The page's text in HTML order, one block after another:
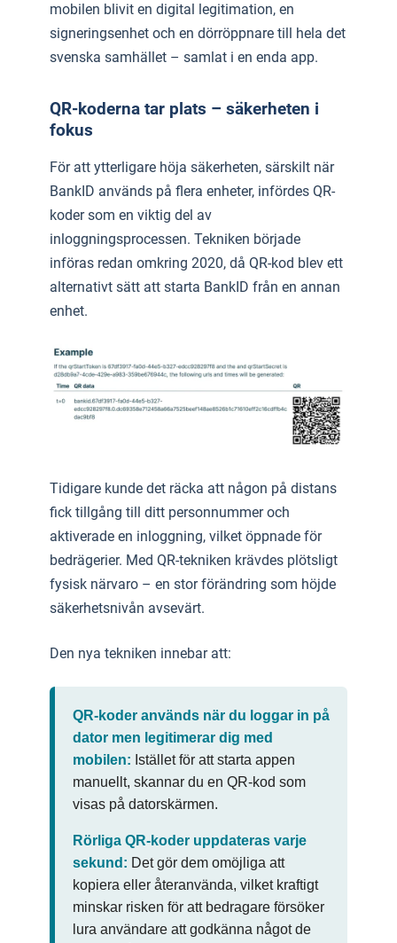
mobilen blivit en digital legitimation, en
signeringsenhet och en dörröppnare till hela det
svenska samhället – samlat i en enda app.
QR-koderna tar plats – säkerheten i
fokus
För att ytterligare höja säkerheten, särskilt när
BankID används på flera enheter, infördes QR-
koder som en viktig del av
inloggningsprocessen. Tekniken började
införas redan omkring 2020, då QR-kod blev ett
alternativt sätt att starta BankID från en annan
enhet.
Tidigare kunde det räcka att någon på distans
fick tillgång till ditt personnummer och
aktiverade en inloggning, vilket öppnade för
bedrägerier. Med QR-tekniken krävdes plötsligt
fysisk närvaro – en stor förändring som höjde
säkerhetsnivån avsevärt.
Den nya tekniken innebar att:
QR-koder används när du loggar in på
dator men legitimerar dig med
mobilen: Istället för att starta appen
manuellt, skannar du en QR-kod som
visas på datorskärmen.
Rörliga QR-koder uppdateras varje
sekund: Det gör dem omöjliga att
kopiera eller återanvända, vilket kraftigt
minskar risken för att bedragare försöker
lura användare att godkänna något de